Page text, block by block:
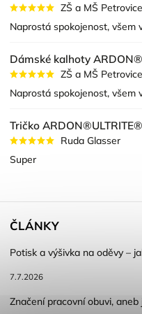
ZŠ a MŠ Petrovice
Naprostá spokojenost, všem
Dámské kalhoty
ZŠ a MŠ Petrovice
Naprostá spokojenost, všem
Tričko
Ruda Glasser
Super
ČLÁNKY
Potisk a výšivka na oděvy –
7.7.2026
Značení pracovní obuvi,